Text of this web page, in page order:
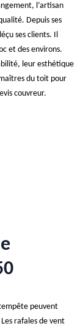
l’artisan
Depuis ses
ses clients. Il
et des environs.
leur esthétique
du toit pour
couvreur.
peuvent
rafales de vent